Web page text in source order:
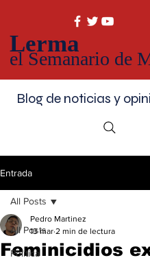
Lerma
el Semanario de
Blog de noticias y
Entrada
All Posts
Política
All Posts
Feminicidios
Pedro Martinez
13 mar 2 min de lectura